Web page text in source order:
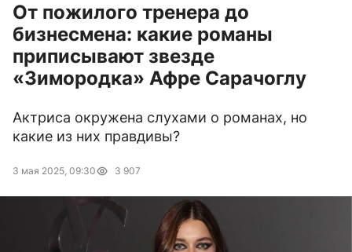
От пожилого тренера до
бизнесмена: какие романы
приписывают звезде
«Зимородка» Афре Сарачоглу
Актриса окружена слухами о романах, но
какие из них правдивы?
3 мая 2025, 09:30 3 907